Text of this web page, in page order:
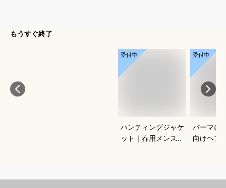
もうすぐ終了
受付中
ハンティングジャケ
ット｜春用メンズ向
受付中
パーマに
向けヘア